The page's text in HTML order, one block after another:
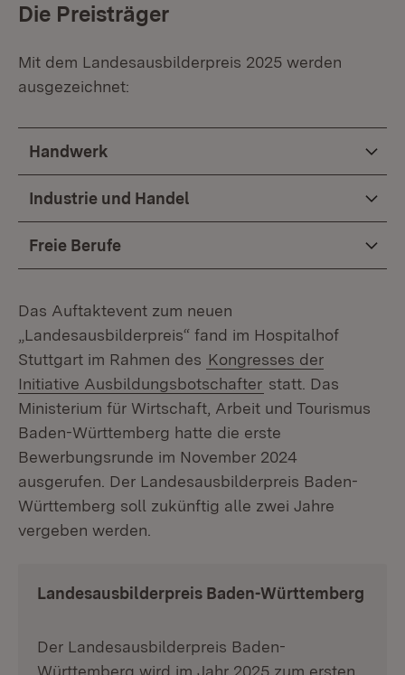
Die Preisträger
Mit dem Landesausbilderpreis 2025 werden
ausgezeichnet:
Handwerk
Industrie und Handel
Freie Berufe
Das Auftaktevent zum neuen
„Landesausbilderpreis“ fand im Hospitalhof
Stuttgart im Rahmen des Kongresses der
Initiative Ausbildungsbotschafter statt. Das
Ministerium für Wirtschaft, Arbeit und Tourismus
Baden-Württemberg hatte die erste
Bewerbungsrunde im November 2024
ausgerufen. Der Landesausbilderpreis Baden-
Württemberg soll zukünftig alle zwei Jahre
vergeben werden.
Landesausbilderpreis Baden-Württemberg
Der Landesausbilderpreis Baden-
Württemberg wird im Jahr 2025 zum ersten